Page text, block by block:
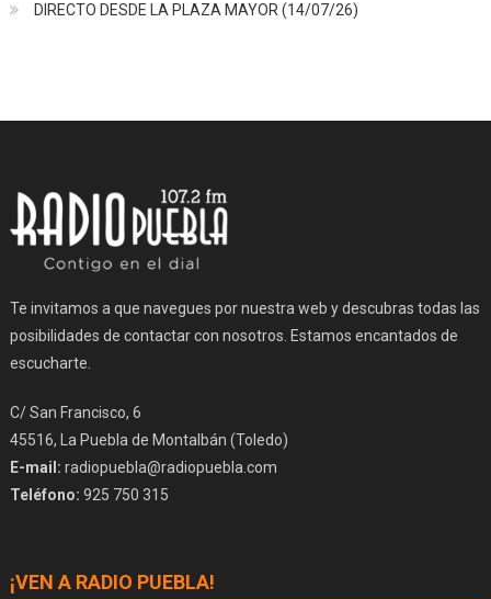
DIRECTO DESDE LA PLAZA MAYOR (14/07/26)
Te invitamos a que navegues por nuestra web y descubras todas las
posibilidades de contactar con nosotros. Estamos encantados de
escucharte.
C/ San Francisco, 6
45516, La Puebla de Montalbán (Toledo)
E-mail: radiopuebla@radiopuebla.com
Teléfono: 925 750 315
¡VEN A RADIO PUEBLA!